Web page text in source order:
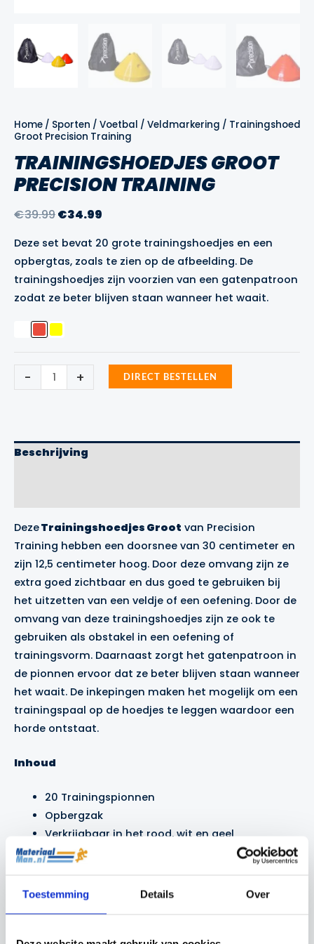
Toestemming Details Over
Home / Sporten / Voetbal / Veldmarkering / Trainingshoedjes
Groot Precision Training
TRAININGSHOEDJES GROOT
PRECISION TRAINING
€39.99Oorspronkelijke
was:
€39.99.
€34.99
is:
€34.99.
Deze set bevat 20 grote trainingshoedjes en een
opbergtas, zoals te zien op de afbeelding. De
trainingshoedjes zijn voorzien van een gatenpatroon
zodat ze beter blijven staan wanneer het waait.
-
Trainingshoedjes
Groot
Precision
+ DIRECT BESTELLEN
Beschrijving
DezeTrainingshoedjes Groot van Precision
Training hebben een doorsnee van 30 centimeter en
zijn 12,5 centimeter hoog. Door deze omvang zijn ze
extra goed zichtbaar en dus goed te gebruiken bij
het uitzetten van een veldje of een oefening. Door de
omvang van deze trainingshoedjes zijn ze ook te
gebruiken als obstakel in een oefening of
trainingsvorm. Daarnaast zorgt het gatenpatroon in
de pionnen ervoor dat ze beter blijven staan wanneer
het waait. De inkepingen maken het mogelijk om een
trainingspaal op de hoedjes te leggen waardoor een
horde ontstaat.
Inhoud
20 Trainingspionnen
Opbergzak
Verkrijgbaar in het rood, wit en geel
Gerelateerde producten